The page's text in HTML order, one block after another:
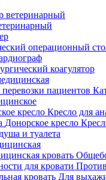
ветеринарный
операционный
коагулятор
пациентов
кресло Кресло для
Донорское кресло
и туалета
кровать
для кровати
кровать Для